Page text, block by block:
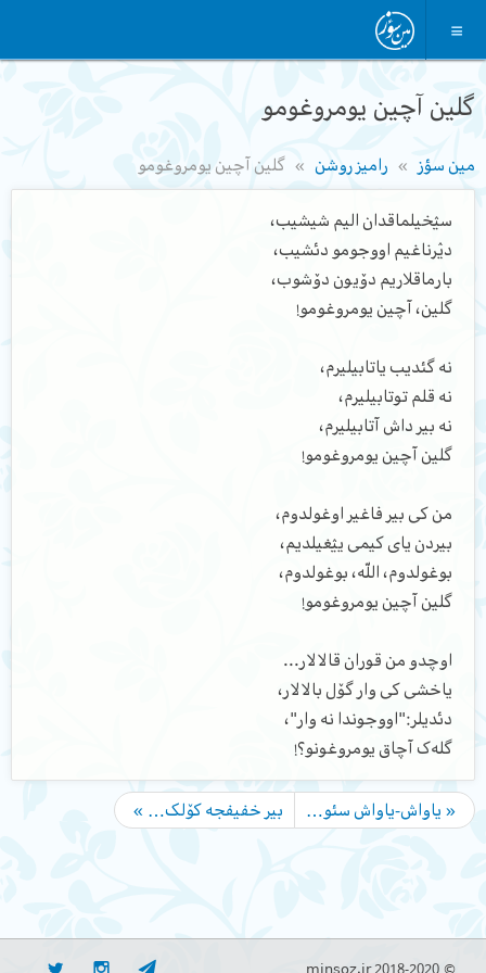
گلین آچین یومروغومو
مین سؤز رامیز روشن گلین آچین یومروغومو
سؽخیلماقدان الیم شیشیب،
دؽرناغیم اووجومو دئشیب،
بارماقلاریم دۆیون دۆشوب،
گلین، آچین یومروغومو!
نه گئدیب یاتابیلیرم،
نه قلم توتابیلیرم،
نه بیر داش آتابیلیرم،
گلین آچین یومروغومو!
من‌ کی بیر فاغیر اوغولدوم،
بیردن یای کیمی یؽغیلدیم،
بوغولدوم، اللّه، بوغولدوم،
گلین آچین یومروغومو!
اوچدو من قوران قالالار...
یاخشی کی وار گۆل بالالار،
دئدیلر:"اووجوندا نه وار"،
گله‌‌ک آچاق یومروغونو؟!
« یاواش-یاواش سئو… بیر خفیفجه کۆلک… »
© minsoz.ir 2018-2020